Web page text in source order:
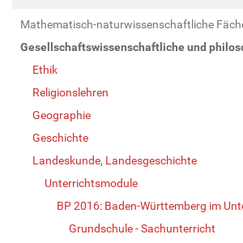
Mathematisch-naturwissenschaftliche
Gesellschaftswissenschaftliche und
Ethik
Religionslehren
Geographie
Geschichte
Landeskunde, Landesgeschichte
Unterrichtsmodule
BP 2016: Baden-Württemberg im
Grundschule - Sachunterricht